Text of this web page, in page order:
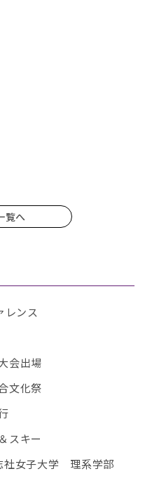
覧へ
レンス
会出場
文化祭
スキー
社女子大学 理系学部